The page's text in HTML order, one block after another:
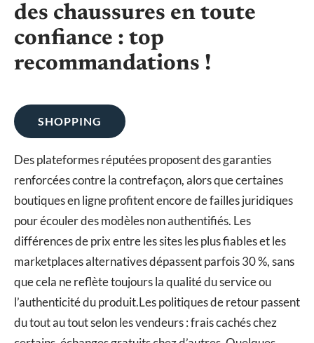
des chaussures en toute
confiance : top
recommandations !
SHOPPING
Des plateformes réputées proposent des garanties
renforcées contre la contrefaçon, alors que certaines
boutiques en ligne profitent encore de failles juridiques
pour écouler des modèles non authentifiés. Les
différences de prix entre les sites les plus fiables et les
marketplaces alternatives dépassent parfois 30 %, sans
que cela ne reflète toujours la qualité du service ou
l’authenticité du produit.Les politiques de retour passent
du tout au tout selon les vendeurs : frais cachés chez